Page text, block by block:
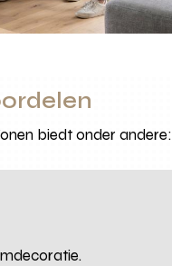
biedt onder andere: